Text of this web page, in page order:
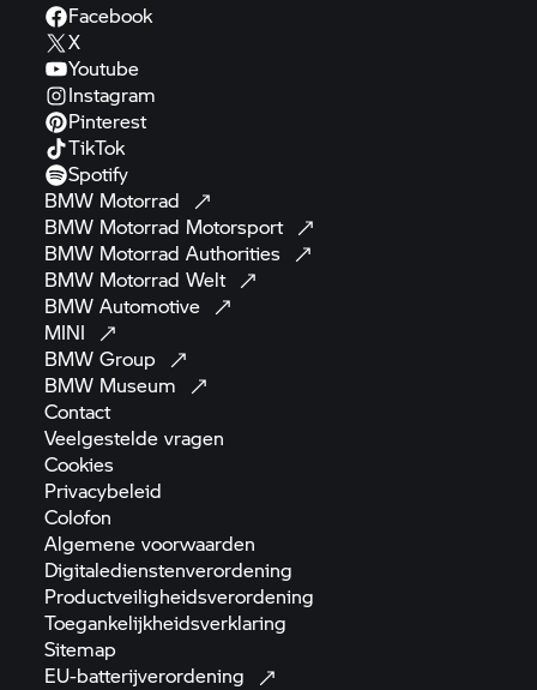
Facebook
X
Youtube
Instagram
Pinterest
TikTok
Spotify
BMW Motorrad
BMW Motorrad Motorsport
BMW Motorrad Authorities
BMW Motorrad Welt
BMWAutomotive
MINI
BMWGroup
BMW Museum
Contact
Veelgesteldevragen
Cookies
Privacybeleid
Colofon
Algemenevoorwaarden
Digitaledienstenverordening
Productveiligheidsverordening
Toegankelijkheidsverklaring
Sitemap
EU-batterijverordening